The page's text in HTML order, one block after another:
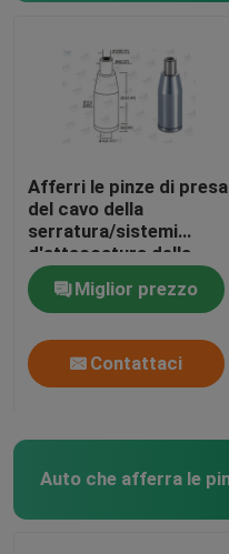
Afferri le pinze di presa
del cavo della
serratura/sistemi
d'attaccatura della
luce per la sospensione
dei segniMiglior prezzo
Contattaci